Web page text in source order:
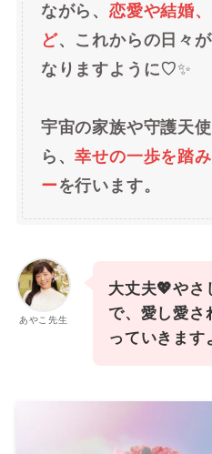
ながら、恋愛や結婚
ど、これからの日々
なりますように♡✨
宇宙の家族や守護天
ら、幸せの一歩を踏
ー を行います。
あやこ先生
大丈夫💖やさ
で、愛し愛さ
っていきます